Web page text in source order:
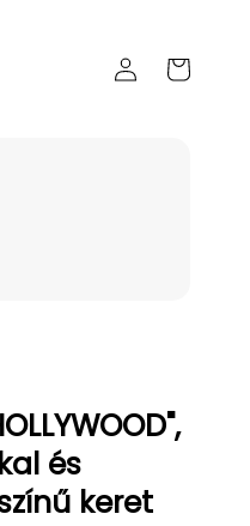
Bejelentkezés
kosara
és
keret